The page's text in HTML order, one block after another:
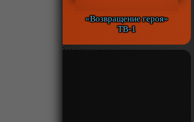
«Возвращение героя»
ТВ-1